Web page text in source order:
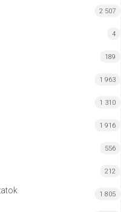
2 507
4
189
1 963
1 310
1 916
556
212
1 805